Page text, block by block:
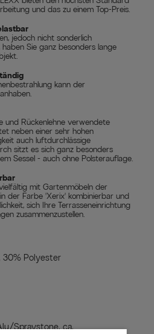
und das zu einem Top-Preis.
jedoch nicht sonderlich
Sie ganz besonders lange
kann der
und Rückenlehne verwendete
neben einer sehr hohen
auch luftdurchlässige
sitzt es sich ganz besonders
Sessel - auch ohne Polsterauflage.
mit Gartenmöbeln der
der Farbe 'Xerix' kombinierbar und
sich Ihre Terrasseneinrichtung
zusammenzustellen.
30% Polyester
Spraystone, ca.